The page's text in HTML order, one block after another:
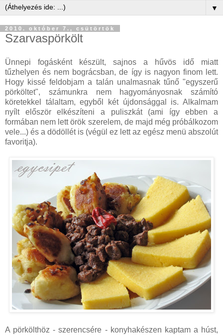
▼
2010. október 7., csütörtök
Szarvaspörkölt
Ünnepi fogásként készült, sajnos a hűvös idő miatt
tűzhelyen és nem bográcsban, de így is nagyon finom lett.
Hogy kissé feldobjam a talán unalmasnak tűnő "egyszerű
pörköltet", számunkra nem hagyományosnak számító
köretekkel tálaltam, egyből két újdonsággal is. Alkalmam
nyílt először elkészíteni a puliszkát (ami így ebben a
formában nem lett örök szerelem, de majd még próbálkozom
vele...) és a dödöllét is (végül ez lett az egész menü abszolút
favoritja).
A pörkölthöz - szerencsére - konyhakészen kaptam a húst,